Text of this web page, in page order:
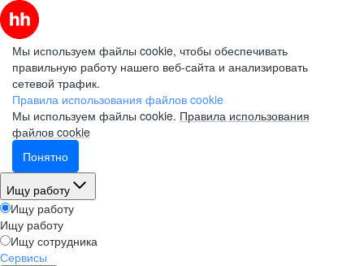
Мы используем файлы cookie, чтобы обеспечивать
правильную работу нашего веб-сайта и анализировать
сетевой трафик.
Правила использования файлов cookie
Мы используем файлы cookie. Правила использования
файлов cookie
Понятно
Ищу работу
Ищу работу
Ищу работу
Ищу сотрудника
Сервисы